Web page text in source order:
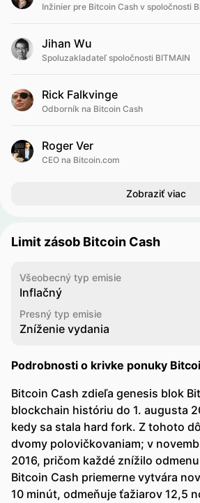
Inžinier pre Bitcoin Cash v spoločnosti
Jihan Wu
Spoluzakladateľ spoločnosti BITMAIN
Rick Falkvinge
Odborník na Bitcoin Cash
Roger Ver
CEO na Bitcoin.com
Zobraziť viac
Limit zásob Bitcoin Cash
Všeobecný typ emisie
Inflačný
Presný typ emisie
Zníženie vydania
Podrobnosti o krivke ponuky
Bitcoin Cash zdieľa genesis blok
blockchain históriu do 1. augusta
kedy sa stala hard fork. Z tohoto
dvomy polovičkovaniam; v
2016, pričom každé znížilo
Bitcoin Cash priemerne vytvára
10 minút, odmeňuje ťažiarov 12,5